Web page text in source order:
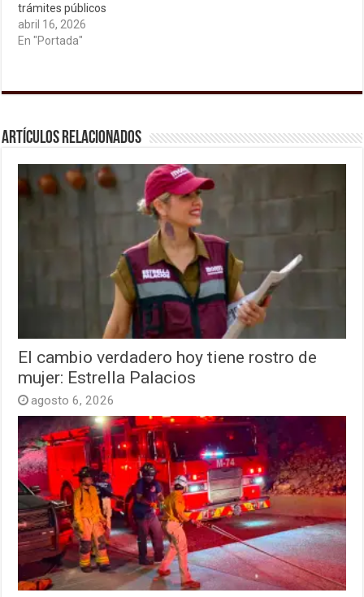
trámites públicos
abril 16, 2026
En "Portada"
Artículos relacionados
El cambio verdadero hoy tiene rostro de
mujer: Estrella Palacios
agosto 6, 2026